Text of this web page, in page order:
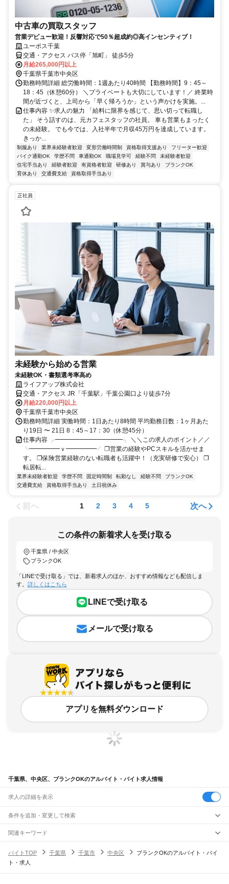
中古車の買取スタッフ
営業デビュー歓迎！反響対応で50％超成約◎高インセンティブ！
ユーポス千葉
交通・アクセス バス停「旭町」 徒歩5分
月給265,000円以上
千葉県千葉市中央区
勤務時間詳細 総労働時間：1週あたり40時間 【勤務時間】9：45～
18：45（休憩60分） ＼プライベートも大切にしています！／ 終業時
間が近づくと、上司から「早く帰ろうか」という声かけを実施。...
仕事内容 ✨求人の魅力 「給料に限界を感じて、思い切って転職し
た」 そう話すのは、元カフェスタッフの社員。 車も営業もまったく
の未経験。 でも今では、入社半年で月収45万円を達成しています。
きっか...
制服あり 業界未経験者歓迎 変形労働時間制 資格取得支援あり
フリーター歓迎
バイク通勤OK
学歴不問 車通勤OK 職場見学可 経験不問
未経験者歓迎
住宅手当あり
経験者歓迎 有資格者歓迎 研修あり 賞与あり
ブランクOK
育休あり
交通費支給 資格取得手当あり
正社員
未経験から始める営業
未経験OK・書類選考率高め
ライフアップ株式会社
交通・アクセス JR「千葉駅」千葉公園口より徒歩7分
月給220,000円以上
千葉県千葉市中央区
勤務時間詳細 実働時間：1日あたり8時間 平均勤務日数：1ヶ月あた
り19日 〜 21日 8：45～17：30（休憩45分）
仕事内容 ╭━━━━━━━━━━━╮ ＼＼この求人のポイント／／
╰━━━━━ｖ━━━━━╯ ❐営業の経験やPCスキルを活かせま
す。 ❐保険営業経験のない転職者も活躍中！（充実研修で安心） ❐
転居転...
業界未経験者歓迎 学歴不問 固定時間制 転勤なし 経験不問
ブランクOK
交通費支給
資格取得手当あり 土日祝休み
前へ 1 2 3 4 5 次へ
この条件の新着求人を受け取る
千葉県 / 中央区
ブランクOK
「LINEで受け取る」では、新着求人のほか、おすすめ情報なども配信しま
す。 詳しくはこちら
LINEで受け取る
メールで受け取る
アプリを無料ダウンロード
千葉県、中央区、ブランクOKのアルバイト・バイト求人情報
求人の詳細を表示
条件を追加・変更して検索
市区町村を追加・変更
千葉県すべて
千葉市
駅を追加・変更
職種を追加・変更
関連キーワード
千葉県 千葉市 稲毛区 稲毛駅 ブランクok千葉県 千葉市 中央区 ハイトーンok
千葉県 千葉市 中央区 ココス
バイトTOP 千葉県 千葉市 中央区
ブランクOKのアルバイト・バイ
ト・求人